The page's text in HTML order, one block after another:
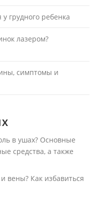
грудного ребенка
лазером?
симптомы и
в ушах? Основные
средства, а также
вены? Как избавиться